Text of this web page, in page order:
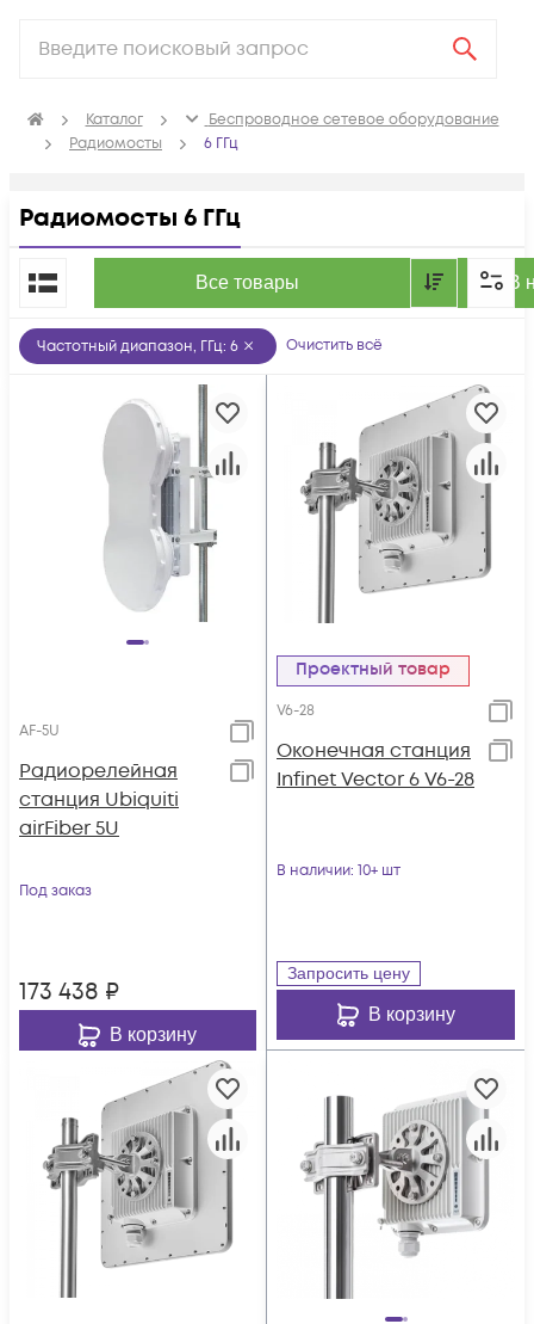
Каталог
Беспроводное сетевое оборудование
Радиомосты
6 ГГц
Радиомосты 6 ГГц
Все товары В
По популярности
Частотный диапазон, ГГц: 6 Очистить всё
AF-5U
Радиорелейная
станция Ubiquiti
airFiber 5U
Под заказ
173 438 ₽
В корзину
Проектный товар
V6-28
Оконечная станция
Infinet Vector 6 V6-28
В наличии: 10+ шт
Запросить цену
В корзину